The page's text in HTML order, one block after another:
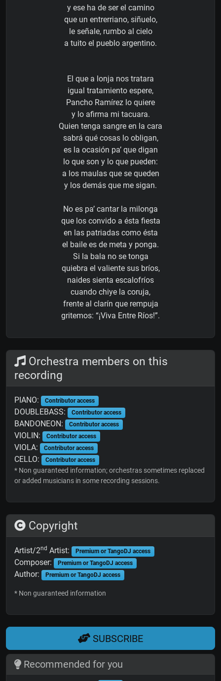
y ese ha de ser el camino
que un entrerriano, siñuelo,
le señale, rumbo al cielo
a tuito el pueblo argentino.
El que a lonja nos tratara
igual tratamiento espere,
Pancho Ramírez lo quiere
y lo afirma mi tacuara.
Quien tenga sangre en la cara
sabrá qué cosas lo obligan,
es la ocasión pa’ que digan
lo que son y lo que pueden:
a los maulas que se queden
y los demás que me sigan.
No es pa’ cantar la milonga
que los convido a ésta fiesta
en las patriadas como ésta
el baile es de meta y ponga.
Si la bala no se tonga
quiebra el valiente sus bríos,
naides sienta escalofríos
cuando chiye la coruja,
frente al clarín que rempuja
gritemos: “¡Viva Entre Ríos!”.
Orchestra members on this
recording
PIANO: Contributor access
DOUBLEBASS: Contributor access
BANDONEON: Contributor access
VIOLIN: Contributor access
VIOLA: Contributor access
CELLO: Contributor access
* Non guaranteed information; orchestras sometimes replaced
or added musicians in some recording sessions.
Copyright
Artist/2nd Artist: Premium or TangoDJ access
Composer: Premium or TangoDJ access
Author: Premium or TangoDJ access
* Non guaranteed information
SUBSCRIBE
Recommended for you